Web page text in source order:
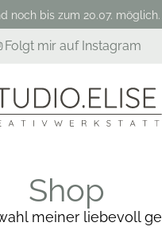
noch bis zum 20.07.
Folgt mir auf Instagram
Shop
meiner liebevoll